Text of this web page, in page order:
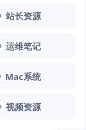
站长资源
运维笔记
Mac系统
视频资源